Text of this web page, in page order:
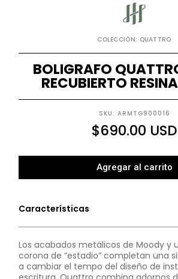
COLECCIÓN: QUATTRO
BOLIGRAFO
RECUBIERTO
SKU: ARMTG900016
$690.00 USD
Agregar al carrito
Características
Los acabados metálicos de Moody y
corona de “estadio” completan una
a cambiar el tempo del diseño de